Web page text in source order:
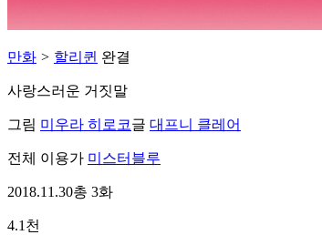
만화 > 할리퀸 완결
사랑스러운 거짓말
그림 미우라 히로코글 대프니 클레어
전체 이용가 미스터블루
2018.11.30총 3화
4.1천